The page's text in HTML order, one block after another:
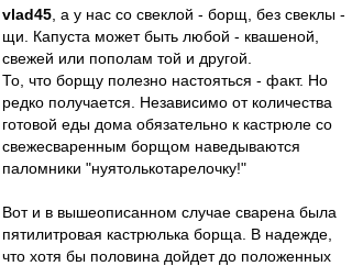
vlad45 , а у нас со свеклой - борщ, без свеклы -
щи. Капуста может быть любой - квашеной,
свежей или пополам той и другой.
То, что борщу полезно настояться - факт. Но
редко получается. Независимо от количества
готовой еды дома обязательно к кастрюле со
свежесваренным борщом наведываются
паломники "нуятолькотарелочку!"
Вот и в вышеописанном случае сварена была
пятилитровая кастрюлька борща. В надежде,
что хотя бы половина дойдет до положенных